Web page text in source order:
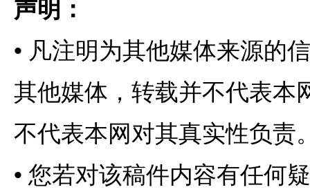
声明：
• 凡注明为其他媒体来源的
其他媒体，转载并不代表本
不代表本网对其真实性负责
• 您若对该稿件内容有任何